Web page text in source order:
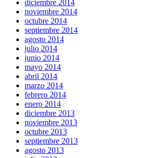
diciembre 2014
noviembre 2014
octubre 2014
septiembre 2014
agosto 2014
julio 2014
junio 2014
mayo 2014
abril 2014
marzo 2014
febrero 2014
enero 2014
diciembre 2013
noviembre 2013
octubre 2013
septiembre 2013
agosto 2013